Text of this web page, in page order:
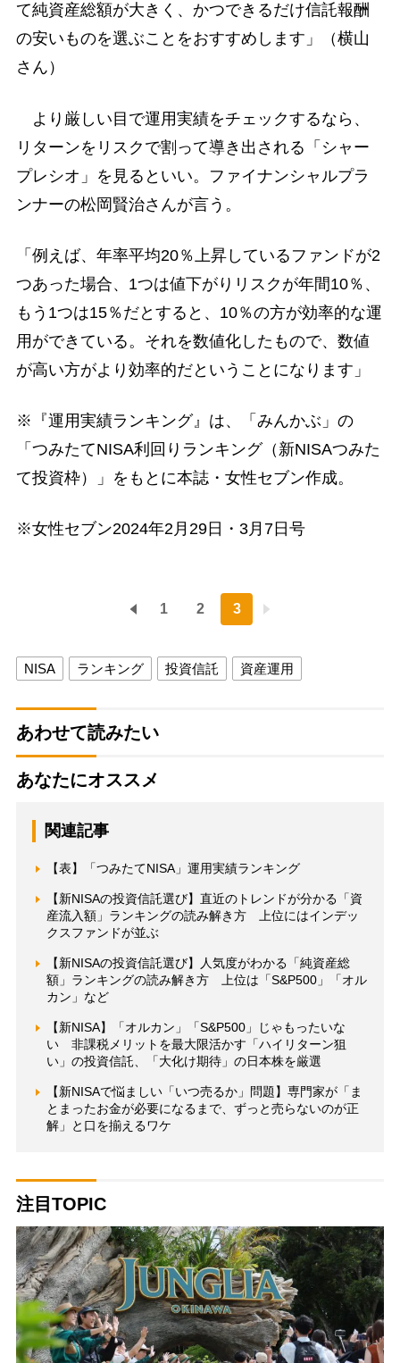
て純資産総額が大きく、かつできるだけ信託報酬
の安いものを選ぶことをおすすめします」（横山
さん）
より厳しい目で運用実績をチェックするなら、
リターンをリスクで割って導き出される「シャー
プレシオ」を見るといい。ファイナンシャルプラ
ンナーの松岡賢治さんが言う。
「例えば、年率平均20％上昇しているファンドが2
つあった場合、1つは値下がりリスクが年間10％、
もう1つは15％だとすると、10％の方が効率的な運
用ができている。それを数値化したもので、数値
が高い方がより効率的だということになります」
※『運用実績ランキング』は、「みんかぶ」の
「つみたてNISA利回りランキング（新NISAつみた
て投資枠）」をもとに本誌・女性セブン作成。
※女性セブン2024年2月29日・3月7日号
1 2 3
NISA ランキング 投資信託 資産運用
あわせて読みたい
あなたにオススメ
関連記事
【表】「つみたてNISA」運用実績ランキング
【新NISAの投資信託選び】直近のトレンドが分かる「資
産流入額」ランキングの読み解き方 上位にはインデッ
クスファンドが並ぶ
【新NISAの投資信託選び】人気度がわかる「純資産総
額」ランキングの読み解き方 上位は「S&P500」「オル
カン」など
【新NISA】「オルカン」「S&P500」じゃもったいな
い 非課税メリットを最大限活かす「ハイリターン狙
い」の投資信託、「大化け期待」の日本株を厳選
【新NISAで悩ましい「いつ売るか」問題】専門家が「ま
とまったお金が必要になるまで、ずっと売らないのが正
解」と口を揃えるワケ
注目TOPIC